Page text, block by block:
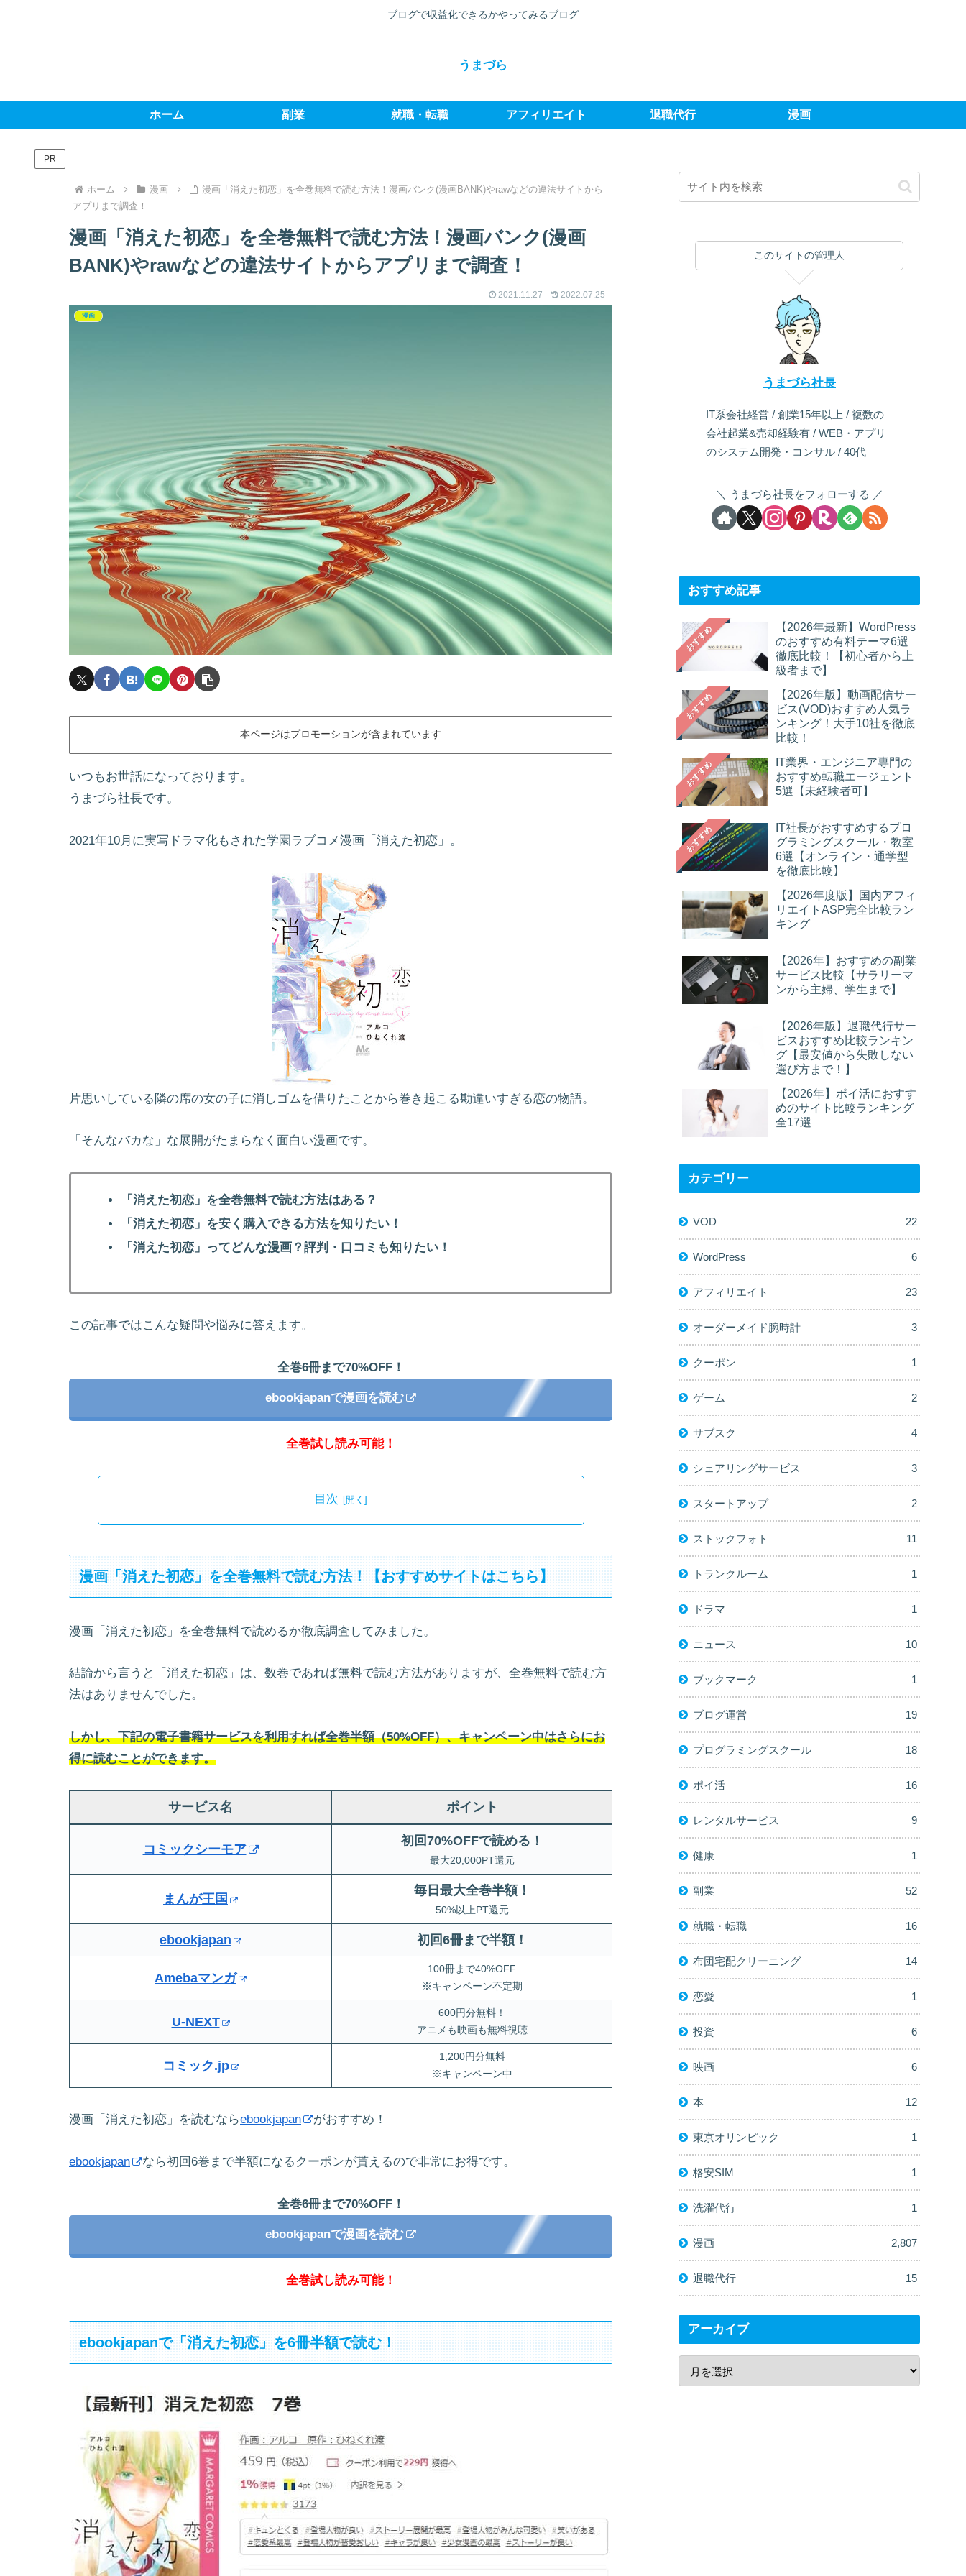
ブログで収益化できるかやってみるブログ
うまづら
ホーム 副業 就職・転職 アフィリエイト 退職代行 漫画
PR
ホーム 漫画
漫画「消えた初恋」を全巻無料で読む方法！漫画バンク(漫画BANK)やrawなどの違法サイトから
アプリまで調査！
漫画「消えた初恋」を全巻無料で読む方法！漫画バンク(漫画
BANK)やrawなどの違法サイトからアプリまで調査！
2021.11.27 2022.07.25
漫画
本ページはプロモーションが含まれています
いつもお世話になっております。
うまづら社長です。
2021年10月に実写ドラマ化もされた学園ラブコメ漫画「消えた初恋」。
片思いしている隣の席の女の子に消しゴムを借りたことから巻き起こる勘違いすぎる恋の物語。
「そんなバカな」な展開がたまらなく面白い漫画です。
「消えた初恋」を全巻無料で読む方法はある？
「消えた初恋」を安く購入できる方法を知りたい！
「消えた初恋」ってどんな漫画？評判・口コミも知りたい！
この記事ではこんな疑問や悩みに答えます。
全巻6冊まで70%OFF！
ebookjapanで漫画を読む
全巻試し読み可能！
目次
漫画「消えた初恋」を全巻無料で読む方法！【おすすめサイトはこちら】
漫画「消えた初恋」を全巻無料で読めるか徹底調査してみました。
結論から言うと「消えた初恋」は、数巻であれば無料で読む方法がありますが、全巻無料で読む方
法はありませんでした。
しかし、下記の電子書籍サービスを利用すれば全巻半額（50%OFF）、キャンペーン中はさらにお
得に読むことができます。
サービス名 ポイント
コミックシーモア
初回70%OFFで読める！
最大20,000PT還元
まんが王国
毎日最大全巻半額！
50%以上PT還元
ebookjapan 初回6冊まで半額！
Amebaマンガ
100冊まで40%OFF
※キャンペーン不定期
U-NEXT
600円分無料！
アニメも映画も無料視聴
コミック.jp
1,200円分無料
※キャンペーン中
漫画「消えた初恋」を読むならebookjapan がおすすめ！
ebookjapan なら初回6巻まで半額になるクーポンが貰えるので非常にお得です。
全巻6冊まで70%OFF！
ebookjapanで漫画を読む
全巻試し読み可能！
ebookjapanで「消えた初恋」を6冊半額で読む！
このサイトの管理人
うまづら社長
IT系会社経営 / 創業15年以上 / 複数の
会社起業&売却経験有 / WEB・アプリ
のシステム開発・コンサル / 40代
うまづら社長をフォローする
おすすめ記事
おすすめ
【2026年最新】WordPress
のおすすめ有料テーマ6選
徹底比較！【初心者から上
級者まで】
おすすめ
【2026年版】動画配信サー
ビス(VOD)おすすめ人気ラ
ンキング！大手10社を徹底
比較！
おすすめ
IT業界・エンジニア専門の
おすすめ転職エージェント
5選【未経験者可】
おすすめ
IT社長がおすすめするプロ
グラミングスクール・教室
6選【オンライン・通学型
を徹底比較】
【2026年度版】国内アフィ
リエイトASP完全比較ラン
キング
【2026年】おすすめの副業
サービス比較【サラリーマ
ンから主婦、学生まで】
【2026年版】退職代行サー
ビスおすすめ比較ランキン
グ【最安値から失敗しない
選び方まで！】
【2026年】ポイ活におすす
めのサイト比較ランキング
全17選
カテゴリー
VOD 22
WordPress 6
アフィリエイト 23
オーダーメイド腕時計 3
クーポン 1
ゲーム 2
サブスク 4
シェアリングサービス 3
スタートアップ 2
ストックフォト 11
トランクルーム 1
ドラマ 1
ニュース 10
ブックマーク 1
ブログ運営 19
プログラミングスクール 18
ポイ活 16
レンタルサービス 9
健康 1
副業 52
就職・転職 16
布団宅配クリーニング 14
恋愛 1
投資 6
映画 6
本 12
東京オリンピック 1
格安SIM 1
洗濯代行 1
漫画 2,807
退職代行 15
アーカイブ